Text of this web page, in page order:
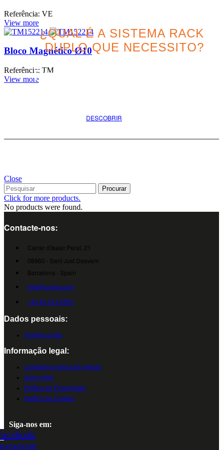
Referência: VE
View more
Bloco Magnético Ø10
Referência: TM
View more
¿QUAL É A SISTEMA RACK
DUPLO QUE NECESSITO?
Procure a melhor opção
DESCOBRIR
Close
Procurar
Click for more products.
No products were found.
Contacte-nos:
Carrer d'Isaac Peral, 21
08960 - Sant Just Desvern
Barcelona - Spain
info@cumsa.com
+34 93 473 2552
Dados pessoais:
A minha conta
Informação legal:
Condições Gerais De Venda
Aviso legal
Política de Privacidade
Política de cookies
Siga-nos em: